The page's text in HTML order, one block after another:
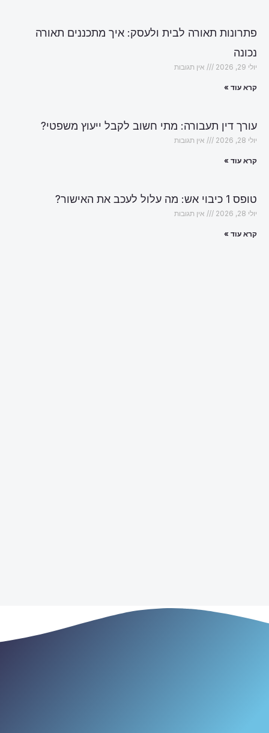
פתרונות תאורה לבית ולעסק: איך מתכננים תאורה
נכונה
יולי 29, 2026 אין תגובות
קרא עוד »
עורך דין תעבורה: מתי חשוב לקבל ייעוץ משפטי?
יולי 28, 2026 אין תגובות
קרא עוד »
טופס 1 כיבוי אש: מה עלול לעכב את האישור?
יולי 28, 2026 אין תגובות
קרא עוד »